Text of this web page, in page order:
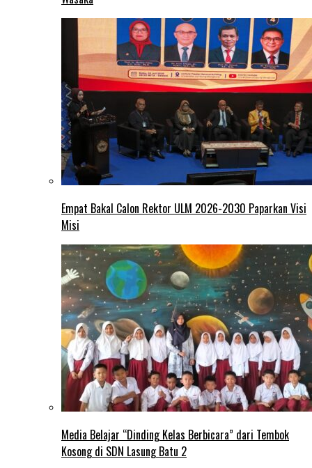
Empat Bakal Calon Rektor ULM 2026-2030 Paparkan Visi
Misi
Media Belajar “Dinding Kelas Berbicara” dari Tembok
Kosong di SDN Lasung Batu 2